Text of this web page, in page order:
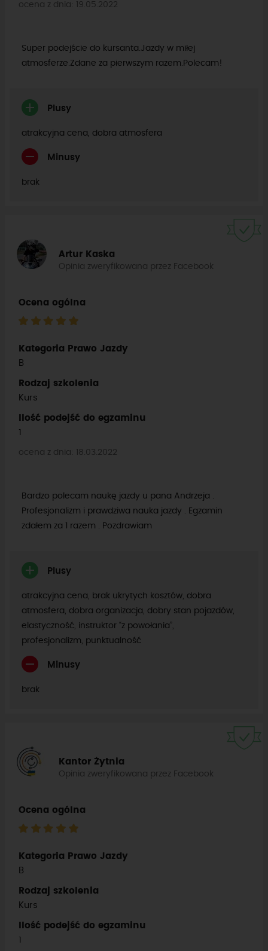
ocena z dnia: 19.05.2022
Super podejście do kursanta.Jazdy w miłej
atmosferze.Zdane za pierwszym razem.Polecam!
Plusy
atrakcyjna cena, dobra atmosfera
Minusy
brak
Ocena ogólna
Kategoria Prawo Jazdy
B
Rodzaj szkolenia
Kurs
Ilość podejść do egzaminu
1
ocena z dnia: 18.03.2022
Artur Kaska
Opinia zweryfikowana przez Facebook
Bardzo polecam naukę jazdy u pana Andrzeja .
Profesjonalizm i prawdziwa nauka jazdy . Egzamin
zdałem za 1 razem . Pozdrawiam
Plusy
atrakcyjna cena, brak ukrytych kosztów, dobra
atmosfera, dobra organizacja, dobry stan pojazdów,
elastyczność, instruktor “z powołania”,
profesjonalizm, punktualność
Minusy
brak
Ocena ogólna
Kategoria Prawo Jazdy
B
Rodzaj szkolenia
Kurs
Ilość podejść do egzaminu
1
Kantor Żytnia
Opinia zweryfikowana przez Facebook